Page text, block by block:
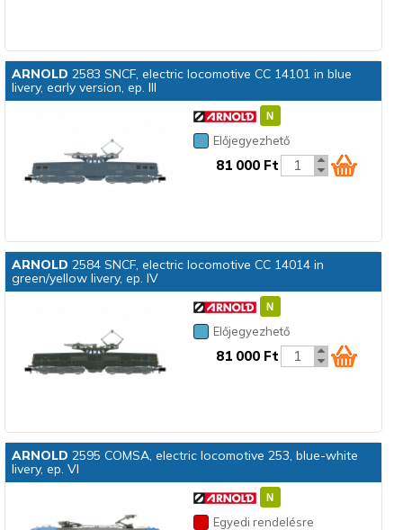
ARNOLD 2583 SNCF, electric locomotive CC 14101 in blue
livery, early version, ep. III
Előjegyezhető
81 000 Ft
ARNOLD 2584 SNCF, electric locomotive CC 14014 in
green/yellow livery, ep. IV
Előjegyezhető
81 000 Ft
ARNOLD 2595 COMSA, electric locomotive 253, blue-white
livery, ep. VI
Egyedi rendelésre